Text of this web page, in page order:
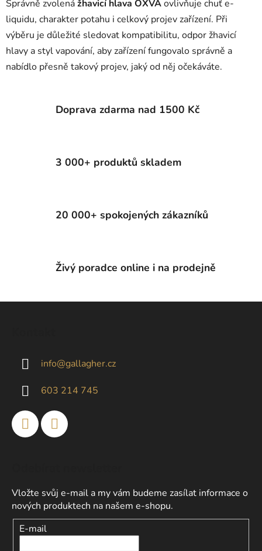
y
v
ý
p
i
s
Správně zvolenážhavicí hlava OXVAovlivňuje chuť e-
liquidu, charakter potahu i celkový projev zařízení. Při
výběru je důležité sledovat kompatibilitu, odpor žhavicí
hlavy a styl vapování, aby zařízení fungovalo správně a
nabídlo přesně takový projev, jaký od něj očekáváte.
Doprava zdarma nad 1500 Kč
3 000+ produktů skladem
20 000+ spokojených zákazníků
Živý poradce online i na prodejně
info@gallagher.cz
603 214 745
Vložte svůj e-mail a my vám budeme zasílat informace o
nových produktech na našem e-shopu.
E-mail